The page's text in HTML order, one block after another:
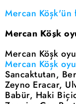
Mercan Köşk'ün
Mercan Köşk
Mercan Köşk
Mercan Köşk
Sancaktutan,
Zeyno Eracar,
Babür, Haki